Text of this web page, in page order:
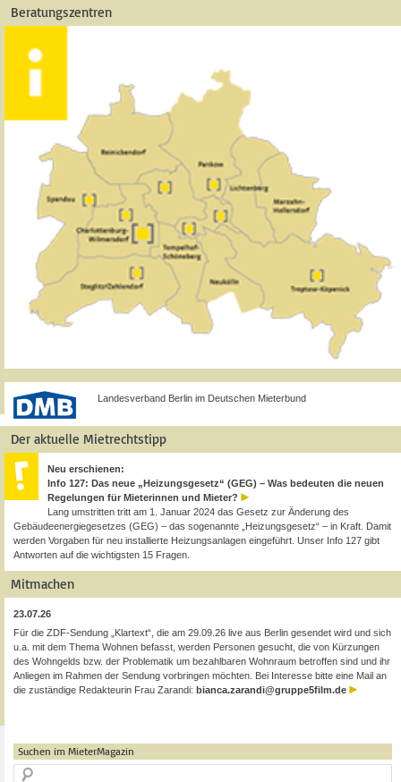
Beratungszentren
Landesverband Berlin im Deutschen Mieterbund
Der aktuelle Mietrechtstipp
Neu erschienen:
Info 127: Das neue „Heizungsgesetz“ (GEG) – Was bedeuten die neuen
Regelungen für Mieterinnen und Mieter?
Lang umstritten tritt am 1. Januar 2024 das Gesetz zur Änderung des
Gebäudeenergiegesetzes (GEG) – das sogenannte „Heizungsgesetz“ – in Kraft. Damit
werden Vorgaben für neu installierte Heizungsanlagen eingeführt. Unser Info 127 gibt
Antworten auf die wichtigsten 15 Fragen.
Mitmachen
23.07.26
Für die ZDF-Sendung „Klartext“, die am 29.09.26 live aus Berlin gesendet wird und sich
u.a. mit dem Thema Wohnen befasst, werden Personen gesucht, die von Kürzungen
des Wohngelds bzw. der Problematik um bezahlbaren Wohnraum betroffen sind und ihr
Anliegen im Rahmen der Sendung vorbringen möchten. Bei Interesse bitte eine Mail an
die zuständige Redakteurin Frau Zarandi: bianca.zarandi@gruppe5film.de
Suchen im MieterMagazin